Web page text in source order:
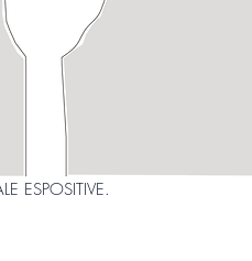
ESPOSITIVE.